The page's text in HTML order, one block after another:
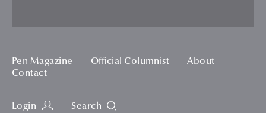
Pen Magazine Official Columnist
About
Contact
Login Search